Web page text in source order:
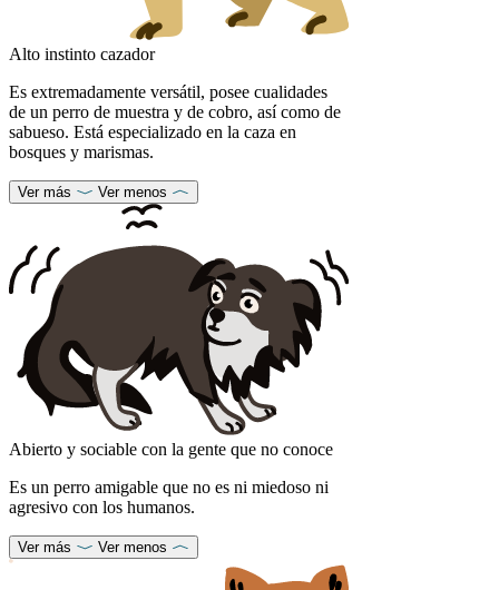
Alto instinto cazador
Es extremadamente versátil, posee cualidades
de un perro de muestra y de cobro, así como de
sabueso. Está especializado en la caza en
bosques y marismas.
Ver más Ver menos
Abierto y sociable con la gente que no conoce
Es un perro amigable que no es ni miedoso ni
agresivo con los humanos.
Ver más Ver menos